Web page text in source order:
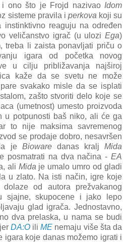
ono što je Frojd nazivaoIdom
sisteme pravila i perkova koji su
reaguju na određen
veličanstvo igrač (u ulozi Ega)
treba li zaista ponavljati priču o
igara od početka novog
u cilju približavanja najširoj
kaže da se svetu ne može
svakako misle da se isplati
zašto stvoriti delo koje se
(umetnost) umesto proizvoda
u potpunosti baš niko, ali će ga
to nije maksima savremenog
se prodaje dobro, nesavršen
je Biowaredanas kraljMida
posmatrati na dva načina - EA
ali Mida je umalo umro od gladi
u zlato. Na isti način, igre koje
od autora prežvakanog
skupocene i jako lepo
glad igrača. Jednostavno,
dva prelaska, u nama se budi
DA:OiliME nemaju više šta da
igara koje danas možemo igrati i